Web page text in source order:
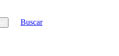
Buscar